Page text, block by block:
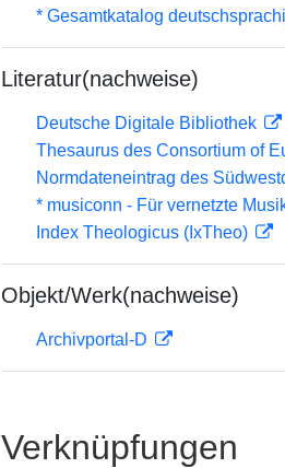
* Gesamtkatalog
Literatur(nachweise)
Deutsche Digitale Bibliothek
Thesaurus des Consortium of
Normdateneintrag des
* musiconn - Für vernetzte
Index Theologicus (IxTheo)
Objekt/Werk(nachweise)
Archivportal-D
Verknüpfungen